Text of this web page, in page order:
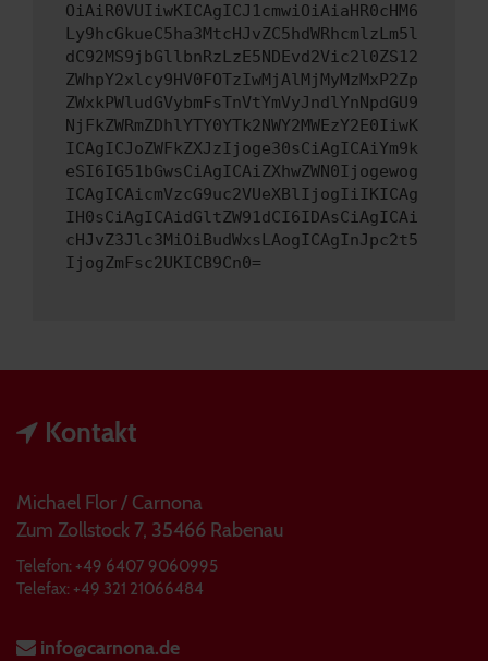
OiAiR0VUIiwKICAgICJ1cmwiOiAiaHR0cHM6
Ly9hcGkueC5ha3MtcHJvZC5hdWRhcmlzLm5l
dC92MS9jbGllbnRzLzE5NDEvd2Vic2l0ZS12
ZWhpY2xlcy9HV0FOTzIwMjAlMjMyMzMxP2Zp
ZWxkPWludGVybmFsTnVtYmVyJndlYnNpdGU9
NjFkZWRmZDhlYTY0YTk2NWY2MWEzY2E0IiwK
ICAgICJoZWFkZXJzIjoge30sCiAgICAiYm9k
eSI6IG51bGwsCiAgICAiZXhwZWN0Ijogewog
ICAgICAicmVzcG9uc2VUeXBlIjogIiIKICAg
IH0sCiAgICAidGltZW91dCI6IDAsCiAgICAi
cHJvZ3Jlc3MiOiBudWxsLAogICAgInJpc2t5
IjogZmFsc2UKICB9Cn0=
Kontakt
Michael Flor / Carnona
Zum Zollstock 7, 35466 Rabenau
Telefon: +49 6407 9060995
Telefax: +49 321 21066484
info@carnona.de